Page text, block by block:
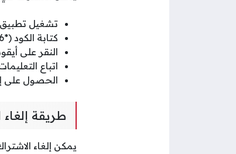
تشغيل
كتابة الكود (*666#) في حقل الرقم بدءًا بالنجمة.
النقر على
اتباع
الحصول على
طريقة
يمكن إلغاء